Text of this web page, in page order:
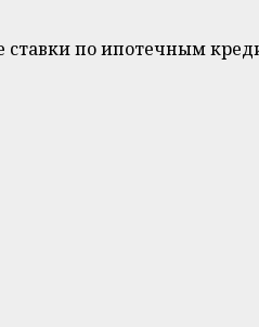
по ипотечным